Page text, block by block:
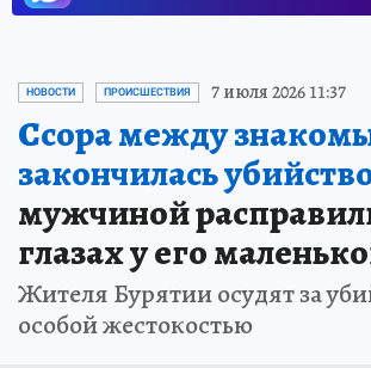
НОВОСТИ ПРОИСШЕСТВИЯ 7 июля 2026 11:37
Ссора между
закончилась
мужчиной
глазах у его
Жителя Бурятии осудят за
особой жестокостью